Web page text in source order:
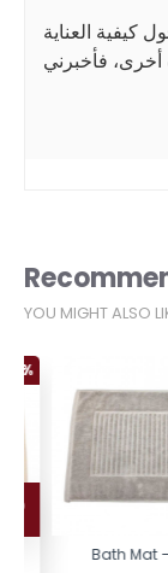
كيفية العناية
YOU MIGHT ALSO
Bath Mat –